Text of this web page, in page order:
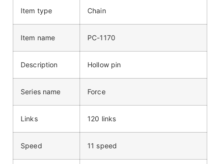
Item type Chain
Item name PC-1170
Description Hollow pin
Series name Force
Links 120 links
Speed 11 speed